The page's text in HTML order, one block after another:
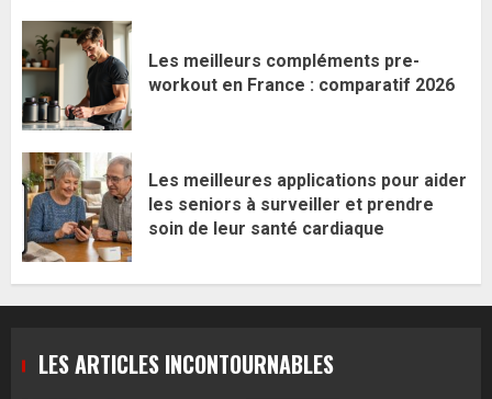
Les meilleurs compléments pre-
workout en France : comparatif 2026
Les meilleures applications pour aider
les seniors à surveiller et prendre
soin de leur santé cardiaque
LES ARTICLES INCONTOURNABLES